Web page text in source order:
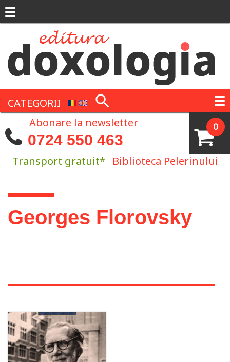
CATEGORII
0
Abonare la newsletter
0724 550 463
Transport gratuit* Biblioteca Pelerinului
Eşti aici
Georges Florovsky